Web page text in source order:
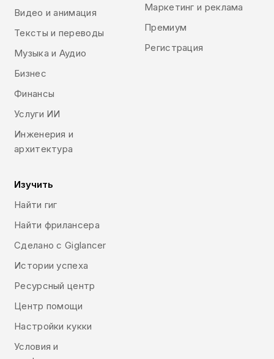
Видео и анимация
Тексты и переводы
Музыка и Аудио
Бизнес
Финансы
Услуги ИИ
Инженерия и
архитектура
Маркетинг и реклама
Премиум
Регистрация
Изучить
Найти гиг
Найти фрилансера
Сделано с Giglancer
Истории успеха
Ресурсный центр
Центр помощи
Настройки кукки
Условия и